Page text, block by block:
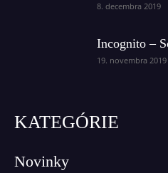
8. decembra 2019
Incognito –
19. novembra 2019
KATEGÓRIE
Novinky